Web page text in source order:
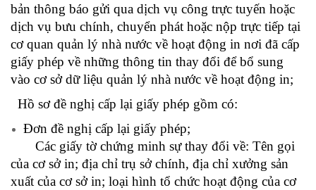
bản thông báo gửi qua dịch vụ công trực tuyến hoặc
dịch vụ bưu chính, chuyển phát hoặc nộp trực tiếp tại
cơ quan quản lý nhà nước về hoạt động in nơi đã cấp
giấy phép về những thông tin thay đổi để bổ sung
vào cơ sở dữ liệu quản lý nhà nước về hoạt động in;
Hồ sơ đề nghị cấp lại giấy phép gồm có:
Đơn đề nghị cấp lại giấy phép;
Các giấy tờ chứng minh sự thay đổi về: Tên gọi
của cơ sở in; địa chỉ trụ sở chính, địa chỉ xưởng sản
xuất của cơ sở in; loại hình tổ chức hoạt động của cơ